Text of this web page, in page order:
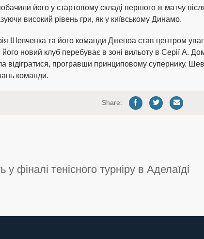
його у стартовому складі першого ж матчу
високий рівень гри, як у київському Динамо.
Шевченка та його команди Дженоа став центром
новий клуб перебуває в зоні вильоту в Серії А.
відігратися, програвши принциповому супернику.
команди.
Share:
у фіналі тенісного турніру в Аделаїді